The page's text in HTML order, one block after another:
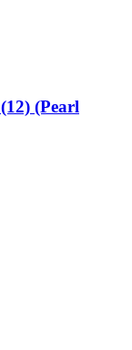
(Pearl